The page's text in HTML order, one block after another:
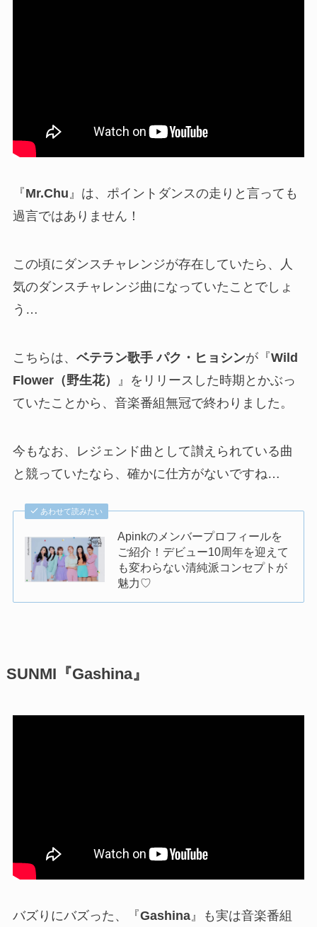
『Mr.Chu』は、ポイントダンスの走りと言っても
過言ではありません！
この頃にダンスチャレンジが存在していたら、人
気のダンスチャレンジ曲になっていたことでしょ
う…
こちらは、 ベテラン歌手 パク・ヒョシンが『Wild
Flower（野生花）
』をリリースした時期とかぶっ
ていたことから、音楽番組無冠で終わりました。
今もなお、レジェンド曲として讃えられている曲
と競っていたなら、確かに仕方がないですね…
あわせて読みたい
Apinkのメンバープロフィールを
ご紹介！デビュー10周年を迎えて
も変わらない清純派コンセプトが
魅力♡
SUNMI『Gashina』
バズりにバズった、『Gashina』も実は音楽番組